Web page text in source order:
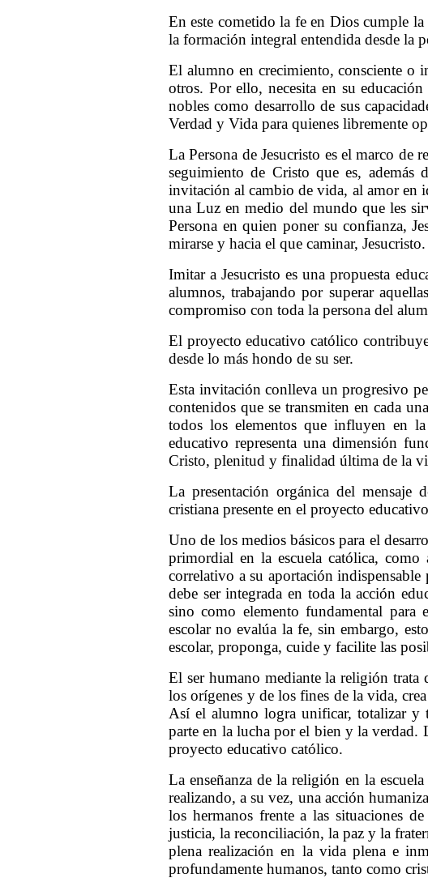
En este cometido la fe en Dios cumple
la formación integral entendida desde la
El alumno en crecimiento, consciente o
otros. Por ello, necesita en su
nobles como desarrollo de sus
Verdad y Vida para quienes libremente
La Persona de Jesucristo es el marco
seguimiento de Cristo que es, además
invitación al cambio de vida, al amor en
una Luz en medio del mundo que les
Persona en quien poner su confianza,
mirarse y hacia el que caminar, Jesucristo.
Imitar a Jesucristo es una propuesta
alumnos, trabajando por superar
compromiso con toda la persona del
El proyecto educativo católico
desde lo más hondo de su ser.
Esta invitación conlleva un progresivo
contenidos que se transmiten en cada
todos los elementos que influyen en
educativo representa una dimensión
Cristo, plenitud y finalidad última de la
La presentación orgánica del mensaje
cristiana presente en el proyecto
Uno de los medios básicos para el
primordial en la escuela católica,
correlativo a su aportación
debe ser integrada en toda la acción
sino como elemento fundamental
escolar no evalúa la fe, sin embargo,
escolar, proponga, cuide y facilite las
El ser humano mediante la religión trata
los orígenes y de los fines de la vida,
Así el alumno logra unificar, totalizar y
parte en la lucha por el bien y la verdad.
proyecto educativo católico.
La enseñanza de la religión en la
realizando, a su vez, una acción
los hermanos frente a las situaciones
justicia, la reconciliación, la paz y la
plena realización en la vida plena e
profundamente humanos, tanto como